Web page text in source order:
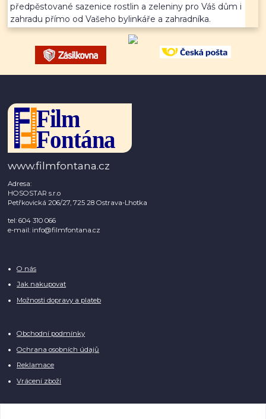
předpěstované sazenice rostlin a zeleniny pro Váš dům i
zahradu přímo od Vašeho bylinkáře a zahradníka.
www.filmfontana.cz
Adresa:
HOSOSTAR s.r.o
Petřkovická 206/27, 725 28 Ostrava-Lhotka
tel: 604 310 066
e-mail: info@filmfontana.cz
O nás
Jak nakupovat
Možnosti dopravy a plateb
Obchodní podmínky
Ochrana osobních údajů
Reklamace
Vrácení zboží